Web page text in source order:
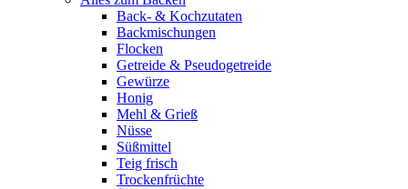
Back- & Kochzutaten
Backmischungen
Flocken
Getreide & Pseudogetreide
Gewürze
Honig
Mehl & Grieß
Nüsse
Süßmittel
Teig frisch
Trockenfrüchte